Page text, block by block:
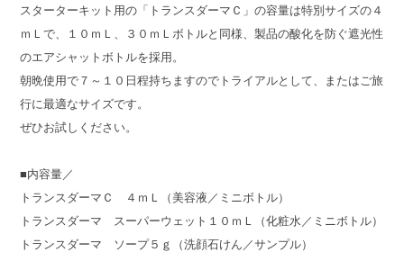
スターターキット用の「トランスダーマＣ」の容量は特別サイズの４
ｍＬで、１０ｍＬ、３０ｍＬボトルと同様、製品の酸化を防ぐ遮光性
のエアシャットボトルを採用。
朝晩使用で７～１０日程持ちますのでトライアルとして、またはご旅
行に最適なサイズです。
ぜひお試しください。
■内容量／
トランスダーマＣ ４ｍＬ（美容液／ミニボトル）
トランスダーマ スーパーウェット１０ｍＬ（化粧水／ミニボトル）
トランスダーマ ソープ５ｇ（洗顔石けん／サンプル）